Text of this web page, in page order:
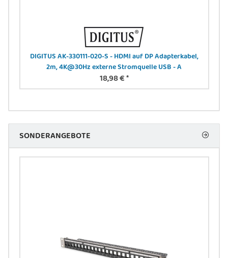
DIGITUS AK-330111-020-S - HDMI auf DP Adapterkabel,
2m, 4K@30Hz externe Stromquelle USB - A
18,98 €*
SONDERANGEBOTE